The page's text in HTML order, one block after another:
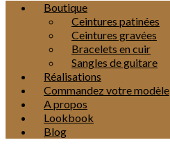
Boutique
Ceintures patinées
Ceintures gravées
Bracelets en cuir
Sangles de guitare
Réalisations
Commandez votre modèle
A propos
Lookbook
Blog